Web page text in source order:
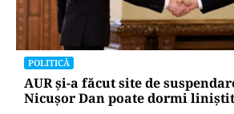
POLITICĂ
AUR și-a făcut site de
Nicușor Dan poate dormi liniștit